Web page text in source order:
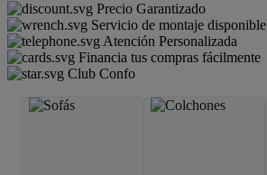
Precio Garantizado
Servicio de montaje disponible
Atención Personalizada
Financia tus compras fácilmente
Club Confo